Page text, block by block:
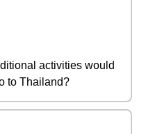
activities would
to Thailand?